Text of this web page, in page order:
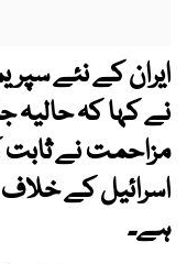
ایران کے نئے
نے کہا کہ حالیہ
مزاحمت نے ثابت
اسرائیل کے
ہے۔